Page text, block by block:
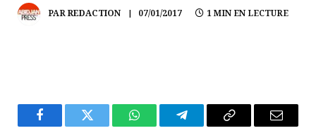
PARREDACTION 07/01/2017 1 MIN EN LECTURE
FacebookTwitter WhatsAppTélégrammeCopier
E-